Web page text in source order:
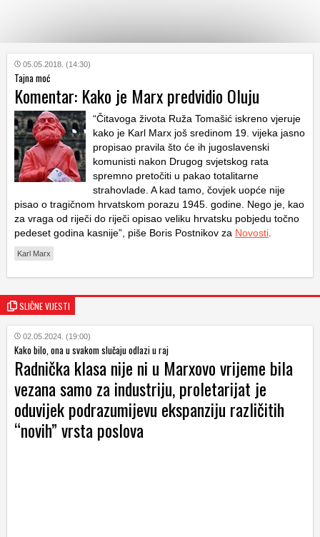
KATEGORIJE
HRVATSKI
WEB
05.05.2018. (14:30)
Tajna moć
Komentar: Kako je Marx predvidio Oluju
“Čitavoga života Ruža Tomašić iskreno vjeruje
kako je Karl Marx još sredinom 19. vijeka jasno
propisao pravila što će ih jugoslavenski
komunisti nakon Drugog svjetskog rata
spremno pretočiti u pakao totalitarne
strahovlade. A kad tamo, čovjek uopće nije
pisao o tragičnom hrvatskom porazu 1945. godine. Nego je, kao
za vraga od riječi do riječi opisao veliku hrvatsku pobjedu točno
pedeset godina kasnije”, piše Boris Postnikov za Novosti
Karl Marx
SLIČNE VIJESTI
02.05.2024. (19:00)
Kako bilo, ona u svakom slučaju odlazi u raj
Radnička klasa nije ni u Marxovo vrijeme bila
vezana samo za industriju, proletarijat je
oduvijek podrazumijevu ekspanziju različitih
“novih” vrsta poslova